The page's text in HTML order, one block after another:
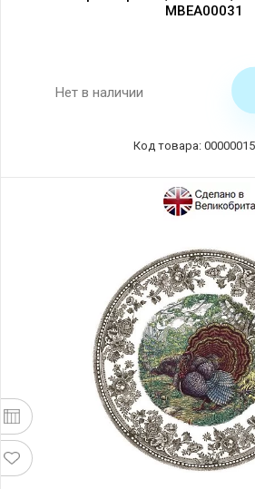
MBEA00031
Нет в наличии
Код товара: